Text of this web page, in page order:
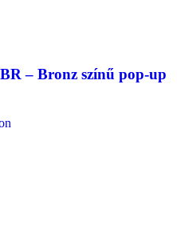
– Bronz színű pop-up